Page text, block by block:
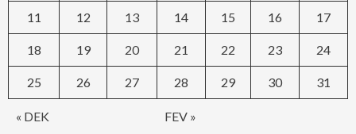
« DEK FEV »
11 12 13 14 15 16 17
18 19 20 21 22 23 24
25 26 27 28 29 30 31